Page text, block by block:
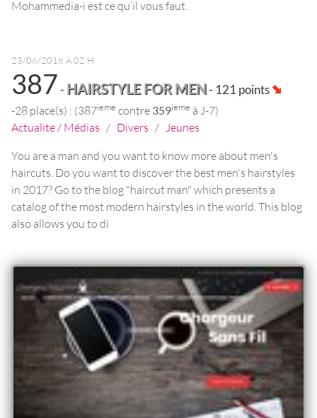
Mohammedia-i est ce qu’il vous faut.
23/06/2018 À 02 H
387- HAIRSTYLE FOR MEN- 121 points
-28 place(s) : (387ieme contre 359ieme à J-7)
Actualite / Médias / Divers / Jeunes
You are a man and you want to know more about men's
haircuts. Do you want to discover the best men's hairstyles
in 2017? Go to the blog "haircut man" which presents a
catalog of the most modern hairstyles in the world. This blog
also allows you to di